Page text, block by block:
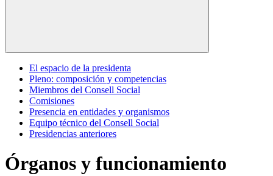
El espacio de la presidenta
Pleno: composición y competencias
Miembros del Consell Social
Comisiones
Presencia en entidades y organismos
Equipo técnico del Consell Social
Presidencias anteriores
Órganos y funcionamiento